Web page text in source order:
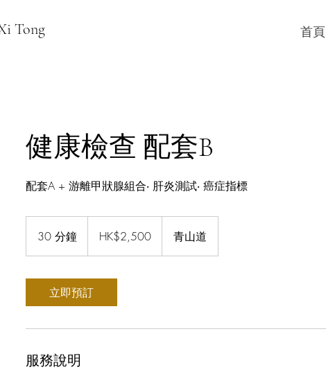
Tong 首頁
健康檢查 配套B
配套A + 游離甲狀腺組合‧ 肝炎測試‧ 癌症指標
30 分鐘
0
鐘
HK$2,500 青山道
立即預訂
服務說明